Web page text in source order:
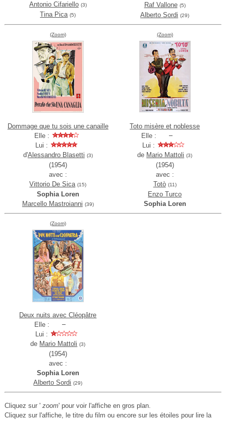
Antonio Cifariello (3)
Tina Pica (5)
Raf Vallone (5)
Alberto Sordi (29)
(Zoom)
Dommage que tu sois une canaille
Elle :
Lui :
d'Alessandro Blasetti (3)
(1954)
avec :
Vittorio De Sica (15)
Sophia Loren
Marcello Mastroianni (39)
(Zoom)
Toto misère et noblesse
Elle :
Lui :
de Mario Mattoli (3)
(1954)
avec :
Totò (11)
Enzo Turco
Sophia Loren
(Zoom)
Deux nuits avec Cléopâtre
Elle :
Lui :
de Mario Mattoli (3)
(1954)
avec :
Sophia Loren
Alberto Sordi (29)
Cliquez sur ' zoom' pour voir l'affiche en gros plan.
Cliquez sur l'affiche, le titre du film ou encore sur les étoiles pour lire la